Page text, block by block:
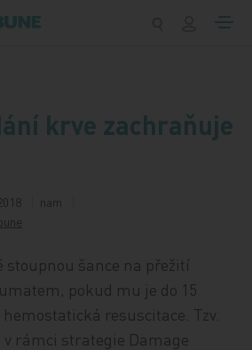
krve zachraňuje
nam
stoupnou šance na přežití
pokud mu je do 15
resuscitace. Tzv.
v rámci strategie Damage